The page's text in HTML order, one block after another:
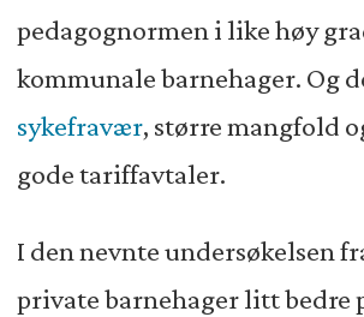
pedagognormen i like høy
kommunale barnehager. Og
sykefravær, større mangfold
gode tariffavtaler.
I den nevnte undersøkelsen
private barnehager litt bedre